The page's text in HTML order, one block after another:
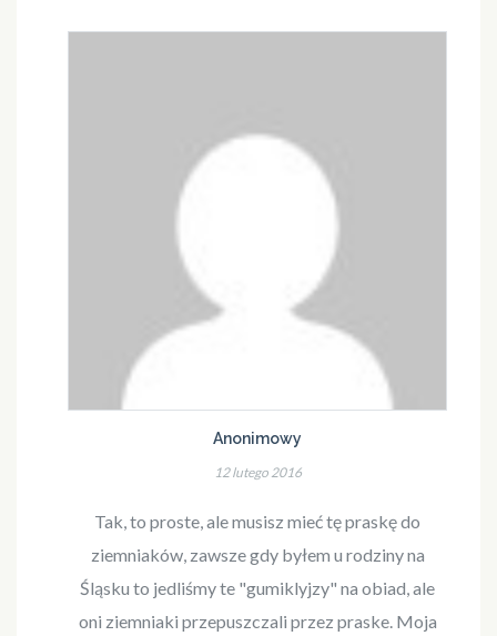
Anonimowy
12 lutego 2016
Tak, to proste, ale musisz mieć tę praskę do
ziemniaków, zawsze gdy byłem u rodziny na
Śląsku to jedliśmy te "gumiklyjzy" na obiad, ale
oni ziemniaki przepuszczali przez praske. Moja